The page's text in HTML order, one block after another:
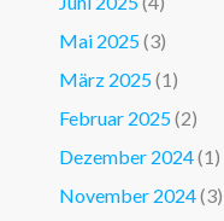
Mai 2025(3)
März 2025(1)
Februar 2025(2)
Dezember 2024(1)
November 2024(3)